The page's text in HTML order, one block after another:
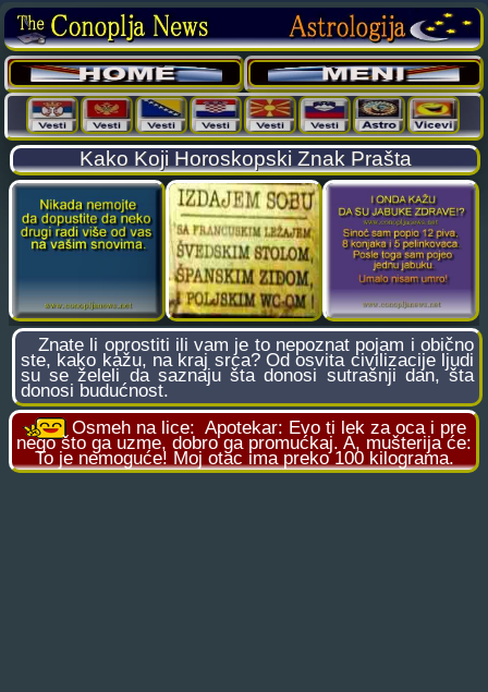
Kako Koji Horoskopski Znak Prašta
Znate li oprostiti ili vam je to nepoznat pojam i obično
ste, kako kažu, na kraj srca? Od osvita civilizacije ljudi
su se želeli da saznaju šta donosi sutrašnji dan, šta
donosi budućnost.
Osmeh na lice: Apotekar: Evo ti lek za oca i pre
nego što ga uzme, dobro ga promućkaj. A, mušterija će:
To je nemoguće! Moj otac ima preko 100 kilograma.